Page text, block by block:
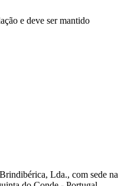
e deve ser mantido
Lda., com sede na